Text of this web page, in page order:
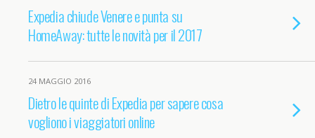
Expedia chiude Venere e punta su
HomeAway: tutte le novità per il 2017
24 MAGGIO 2016
Dietro le quinte di Expedia per sapere cosa
vogliono i viaggiatori online